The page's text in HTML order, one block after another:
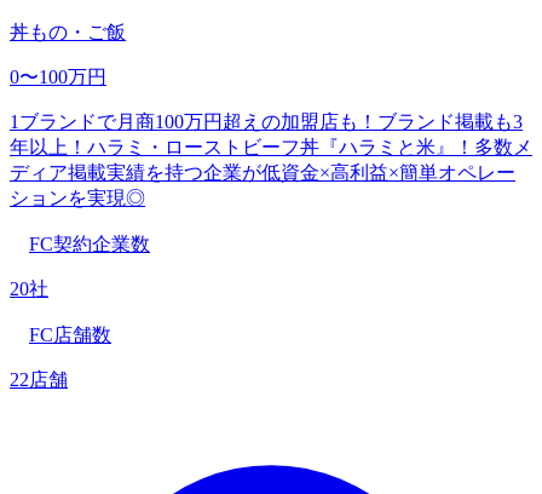
丼もの・ご飯
0〜100万円
1ブランドで月商100万円超えの加盟店も！ブランド掲載も3
年以上！ハラミ・ローストビーフ丼『ハラミと米』！多数メ
ディア掲載実績を持つ企業が低資金×高利益×簡単オペレー
ションを実現◎
FC契約企業数
20社
FC店舗数
22店舗